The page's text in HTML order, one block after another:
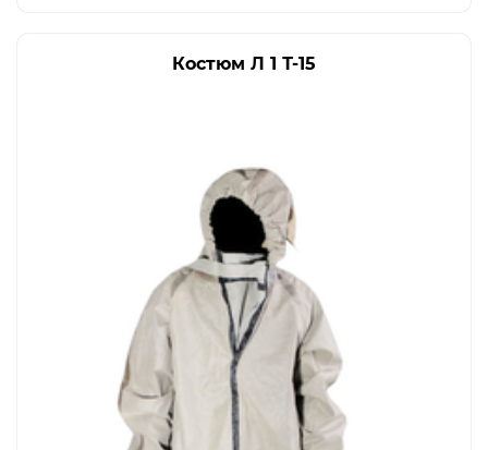
Костюм Л 1 Т-15